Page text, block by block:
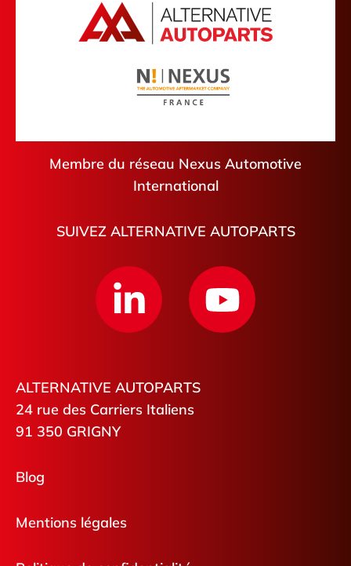
Membre du réseau Nexus Automotive
International
SUIVEZ ALTERNATIVE AUTOPARTS
ALTERNATIVE AUTOPARTS
24 rue des Carriers Italiens
91 350 GRIGNY
Blog
Mentions légales